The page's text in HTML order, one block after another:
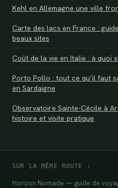
Kehl en Allemagne une ville
Carte des lacs en France :
beaux sites
Coût de la vie en Italie : à quoi
Porto Pollo : tout ce qu’il faut
en Sardaigne
Observatoire Sainte-Cécile à
histoire et visite pratique
SUR LA MÊME ROUTE :
Horizon Nomade — guide de